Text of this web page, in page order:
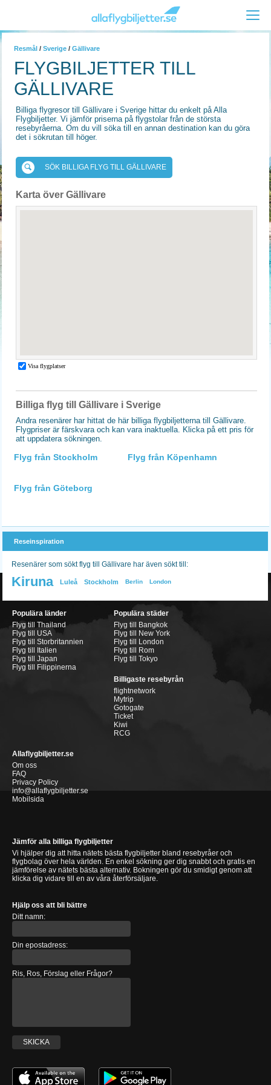
Resmål / Sverige / Gällivare
FLYGBILJETTER TILL
GÄLLIVARE
Billiga flygresor till Gällivare i Sverige hittar du enkelt på Alla
Flygbiljetter. Vi jämför priserna på flygstolar från de största
resebyråerna. Om du vill söka till en annan destination kan du göra
det i sökrutan till höger.
SÖK BILLIGA FLYG TILL GÄLLIVARE
Karta över Gällivare
Billiga flyg till Gällivare i Sverige
Andra resenärer har hittat de här billiga flygbiljetterna till Gällivare.
Flygpriser är färskvara och kan vara inaktuella. Klicka på ett pris för
att uppdatera sökningen.
Flyg från Stockholm Flyg från Köpenhamn
Flyg från Göteborg
Reseinspiration
Resenärer som sökt flyg till Gällivare har även sökt till:
Kiruna Luleå Stockholm Berlin London
Populära länder
Flyg till Thailand
Flyg till USA
Flyg till Storbritannien
Flyg till Italien
Flyg till Japan
Flyg till Filippinerna
Populära städer
Flyg till Bangkok
Flyg till New York
Flyg till London
Flyg till Rom
Flyg till Tokyo
Billigaste resebyrån
flightnetwork
Mytrip
Gotogate
Ticket
Kiwi
RCG
Allaflygbiljetter.se
Om oss
FAQ
Privacy Policy
info@allaflygbiljetter.se
Mobilsida
Jämför alla billiga flygbiljetter
Vi hjälper dig att hitta nätets bästa flygbiljetter bland resebyråer och
flygbolag över hela världen. En enkel sökning ger dig snabbt och gratis en
jämförelse av nätets bästa alternativ. Bokningen gör du smidigt genom att
klicka dig vidare till en av våra återförsäljare.
Hjälp oss att bli bättre
Ditt namn:
Din epostadress:
Ris, Ros, Förslag eller Frågor?
SKICKA